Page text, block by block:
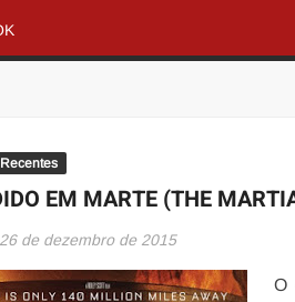
EM MARTE (THE
26 de dezembro de 2015
O